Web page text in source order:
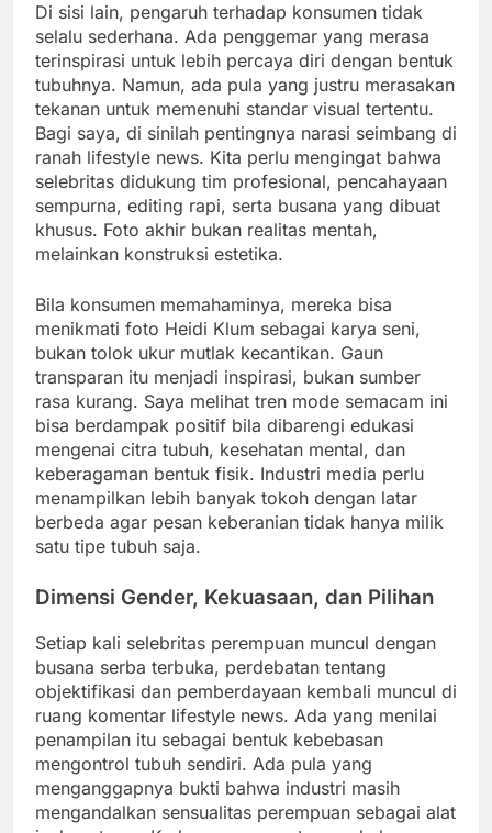
Di sisi lain, pengaruh terhadap konsumen tidak
selalu sederhana. Ada penggemar yang merasa
terinspirasi untuk lebih percaya diri dengan bentuk
tubuhnya. Namun, ada pula yang justru merasakan
tekanan untuk memenuhi standar visual tertentu.
Bagi saya, di sinilah pentingnya narasi seimbang di
ranah lifestyle news. Kita perlu mengingat bahwa
selebritas didukung tim profesional, pencahayaan
sempurna, editing rapi, serta busana yang dibuat
khusus. Foto akhir bukan realitas mentah,
melainkan konstruksi estetika.
Bila konsumen memahaminya, mereka bisa
menikmati foto Heidi Klum sebagai karya seni,
bukan tolok ukur mutlak kecantikan. Gaun
transparan itu menjadi inspirasi, bukan sumber
rasa kurang. Saya melihat tren mode semacam ini
bisa berdampak positif bila dibarengi edukasi
mengenai citra tubuh, kesehatan mental, dan
keberagaman bentuk fisik. Industri media perlu
menampilkan lebih banyak tokoh dengan latar
berbeda agar pesan keberanian tidak hanya milik
satu tipe tubuh saja.
Dimensi Gender, Kekuasaan, dan Pilihan
Setiap kali selebritas perempuan muncul dengan
busana serba terbuka, perdebatan tentang
objektifikasi dan pemberdayaan kembali muncul di
ruang komentar lifestyle news. Ada yang menilai
penampilan itu sebagai bentuk kebebasan
mengontrol tubuh sendiri. Ada pula yang
menganggapnya bukti bahwa industri masih
mengandalkan sensualitas perempuan sebagai alat